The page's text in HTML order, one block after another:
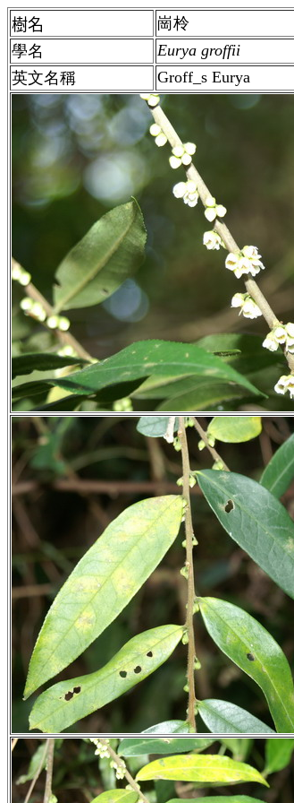
樹名
崗柃
學名
Eurya groffii
英文名稱
Groff_s Eurya